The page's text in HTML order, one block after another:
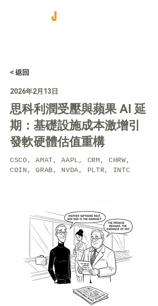
< 返回
2026年2月13日
思科利潤受壓與蘋果 AI 延
期：基礎設施成本激增引
發軟硬體估值重構
CSCO, AMAT, AAPL, CRM, CHRW,
COIN, GRAB, NVDA, PLTR, INTC